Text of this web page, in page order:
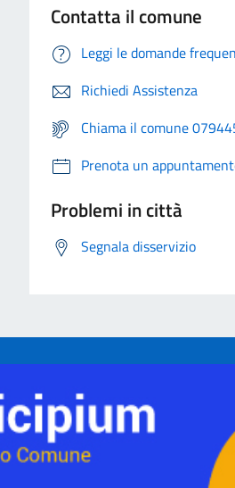
Contatta il comune
Leggi le domande
Richiedi Assistenza
Chiama il comune
Prenota un
Problemi in città
Segnala disservizio